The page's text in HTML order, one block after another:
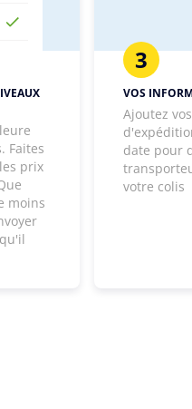
Faites
prix
moins
3
VOS
Ajoutez
date pour
votre colis